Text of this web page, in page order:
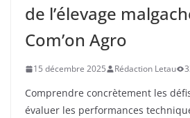
de l’élevage
Com’on Agro
15 décembre 2025 Rédaction Letau
Comprendre concrètement les
évaluer les performances